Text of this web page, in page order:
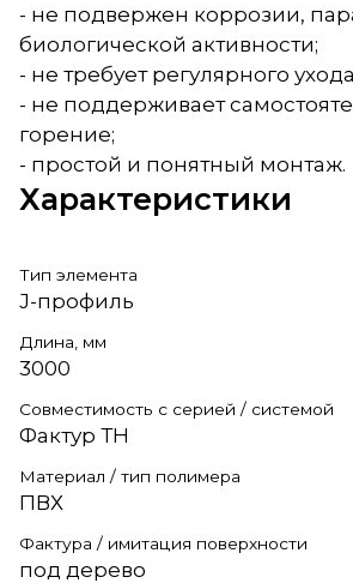
- не подвержен коррозии,
биологической активности;
- не требует регулярного
- не поддерживает
горение;
- простой и понятный монтаж.
Характеристики
Тип элемента
J-профиль
Длина, мм
3000
Совместимость с серией / системой
Фактур ТН
Материал / тип полимера
ПВХ
Фактура / имитация поверхности
под дерево